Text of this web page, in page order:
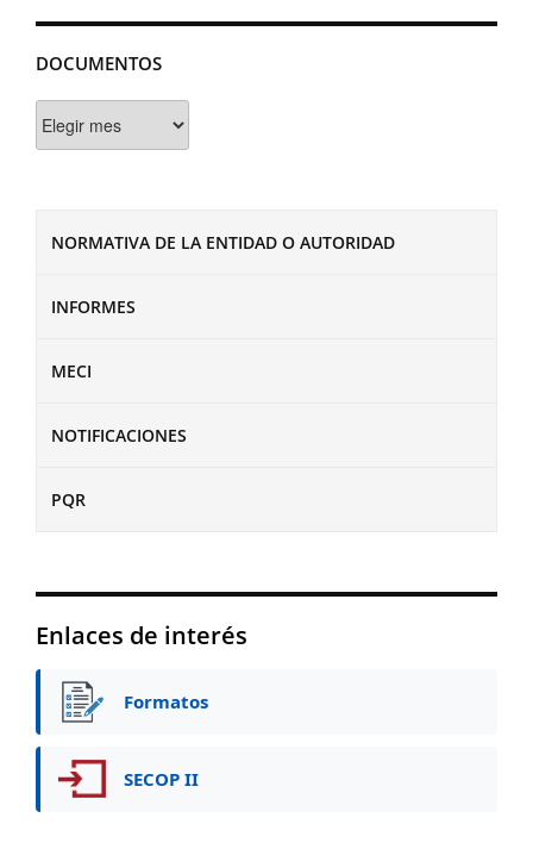
DOCUMENTOS
NORMATIVA DE LA ENTIDAD O AUTORIDAD
INFORMES
MECI
NOTIFICACIONES
PQR
Enlaces de interés
Formatos
SECOP II